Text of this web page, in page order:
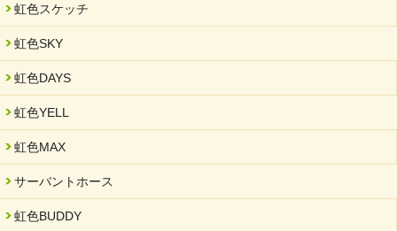
2025/03/01
餅つき大会を開催しました
2025/01/31
「可児の企業魅力発見フェア」に出展しました
就労継続支援B型「エコボール」事業を始めました
2024/09/10
2024/08/26
虹色スケッチ
虹色SKY
虹色DAYS
虹色YELL
虹色MAX
サーバントホース
虹色BUDDY